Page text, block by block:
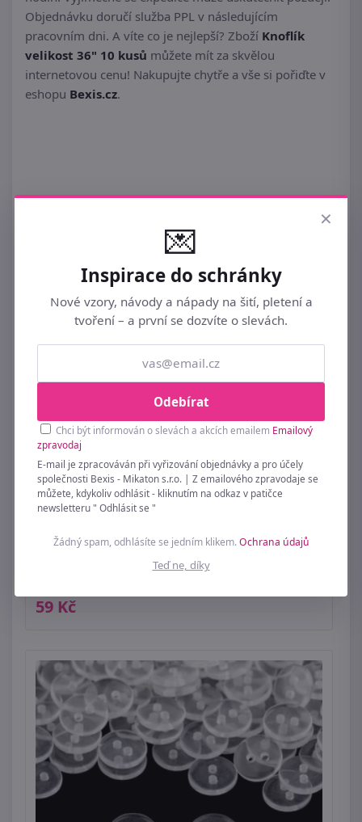
Objednávku doručí služba PPL v následujícím
pracovním dni. A víte co je nejlepší? Zboží Knoflík
velikost 36" 10 kusů můžete mít za skvělou
internetovou cenu! Nakupujte chytře a vše si pořiďte v
eshopu Bexis.cz.
KNOFLÍKY
Knoflík - sada 6 ks Žlutá 349892JJ 15 mm,
59 Kč
×
💌
Inspirace do schránky
Nové vzory, návody a nápady na šití, pletení a
tvoření – a první se dozvíte o slevách.
Odebírat
Chci být informován o slevách a akcích emailem Emailový
zpravodaj
E-mail je zpracováván při vyřizování objednávky a pro účely
společnosti Bexis - Mikaton s.r.o. | Z emailového zpravodaje se
můžete, kdykoliv odhlásit - kliknutím na odkaz v patičce
newsletteru " Odhlásit se "
Žádný spam, odhlásíte se jedním klikem.Ochrana údajů
Teď ne, díky